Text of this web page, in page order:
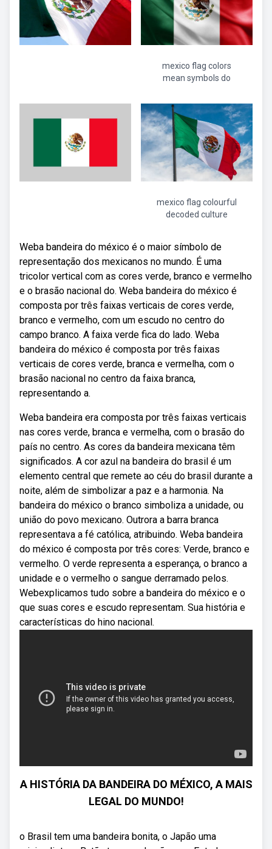
mexico flag colors
mean symbols do
mexico flag colourful
decoded culture
Weba bandeira do méxico é o maior símbolo de
representação dos mexicanos no mundo. É uma
tricolor vertical com as cores verde, branco e vermelho
e o brasão nacional do. Weba bandeira do méxico é
composta por três faixas verticais de cores verde,
branco e vermelho, com um escudo no centro do
campo branco. A faixa verde fica do lado. Weba
bandeira do méxico é composta por três faixas
verticais de cores verde, branca e vermelha, com o
brasão nacional no centro da faixa branca,
representando a.
Weba bandeira era composta por três faixas verticais
nas cores verde, branca e vermelha, com o brasão do
país no centro. As cores da bandeira mexicana têm
significados. A cor azul na bandeira do brasil é um
elemento central que remete ao céu do brasil durante a
noite, além de simbolizar a paz e a harmonia. Na
bandeira do méxico o branco simboliza a unidade, ou
união do povo mexicano. Outrora a barra branca
representava a fé católica, atribuindo. Weba bandeira
do méxico é composta por três cores: Verde, branco e
vermelho. O verde representa a esperança, o branco a
unidade e o vermelho o sangue derramado pelos.
Webexplicamos tudo sobre a bandeira do méxico e o
que suas cores e escudo representam. Sua história e
características do hino nacional.
A HISTÓRIA DA BANDEIRA DO MÉXICO, A MAIS
LEGAL DO MUNDO!
o Brasil tem uma bandeira bonita, o Japão uma